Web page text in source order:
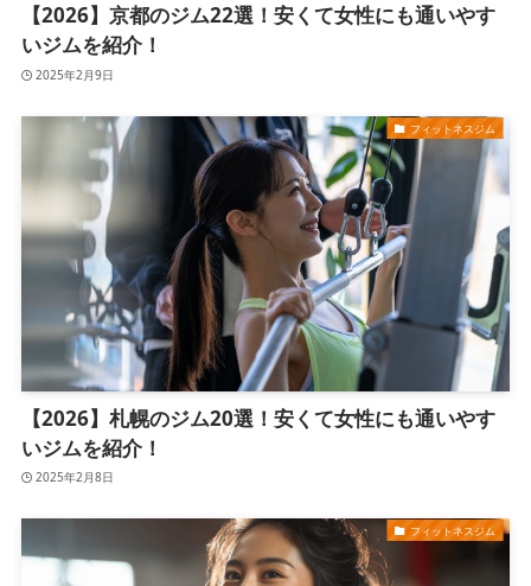
【2026】京都のジム22選！安くて女性にも通いやす
いジムを紹介！
2025年2月9日
フィットネスジム
【2026】札幌のジム20選！安くて女性にも通いやす
いジムを紹介！
2025年2月8日
フィットネスジム